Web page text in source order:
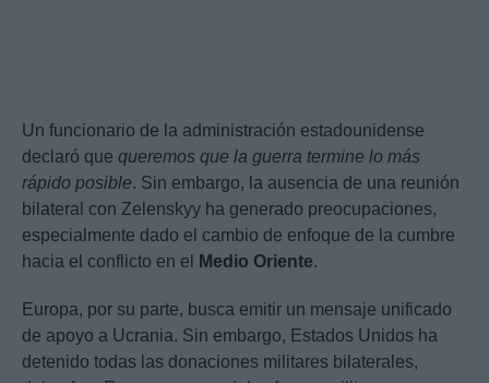
Un funcionario de la administración estadounidense
declaró que queremos que la guerra termine lo más
rápido posible. Sin embargo, la ausencia de una reunión
bilateral con Zelenskyy ha generado preocupaciones,
especialmente dado el cambio de enfoque de la cumbre
hacia el conflicto en el
Medio Oriente.
Europa, por su parte, busca emitir un mensaje unificado
de apoyo a Ucrania. Sin embargo, Estados Unidos ha
detenido todas las donaciones militares bilaterales,